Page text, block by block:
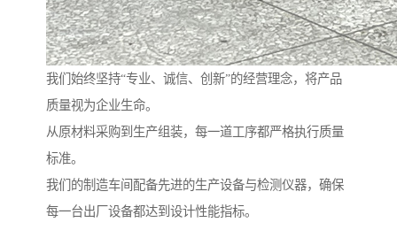
我们始终坚持“专业、诚信、创新”的经营理念，将产品
质量视为企业生命。
从原材料采购到生产组装，每一道工序都严格执行质量
标准。
我们的制造车间配备先进的生产设备与检测仪器，确保
每一台出厂设备都达到设计性能指标。